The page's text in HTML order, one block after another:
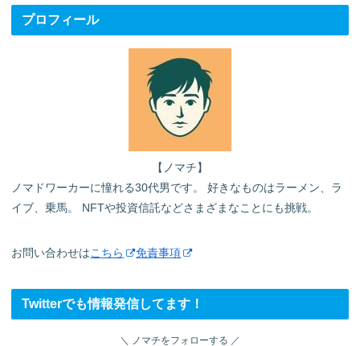
プロフィール
【ノマチ】
ノマドワーカーに憧れる30代男です。 好きなものはラーメン、ラ
イブ、乗馬。 NFTや投資信託などさまざまなことにも挑戦。
お問い合わせはこちら 免責事項
Twitterでも情報発信してます！
ノマチをフォローする